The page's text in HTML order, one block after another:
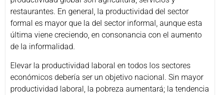
restaurantes. En general, la productividad del sector
formal es mayor que la del sector informal, aunque esta
última viene creciendo, en consonancia con el aumento
de la informalidad.
Elevar la productividad laboral en todos los sectores
económicos debería ser un objetivo nacional. Sin mayor
productividad laboral, la pobreza aumentará; la tendencia